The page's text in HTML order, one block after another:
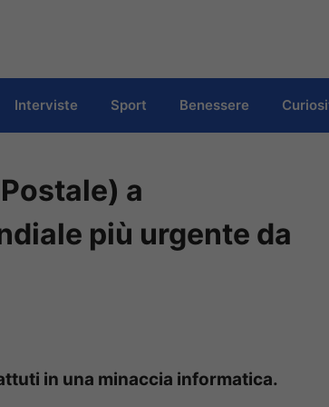
Interviste Sport Benessere
a
più urgente da
in una minaccia informatica.